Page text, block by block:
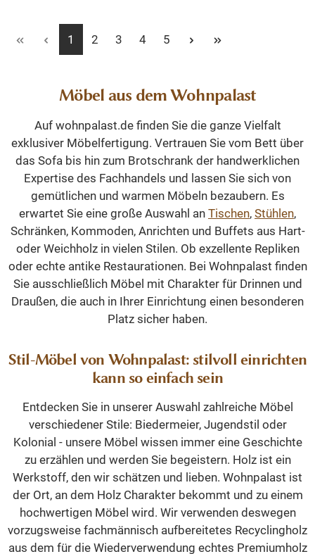
Seite
1 Seite
2 Seite
3 Seite
4 Seite
5
Möbel aus dem Wohnpalast
Auf wohnpalast.de finden Sie die ganze Vielfalt
exklusiver Möbelfertigung. Vertrauen Sie vom Bett über
das Sofa bis hin zum Brotschrank der handwerklichen
Expertise des Fachhandels und lassen Sie sich von
gemütlichen und warmen Möbeln bezaubern. Es
erwartet Sie eine große Auswahl an Tischen, Stühlen,
Schränken, Kommoden, Anrichten und Buffets aus Hart-
oder Weichholz in vielen Stilen. Ob exzellente Repliken
oder echte antike Restaurationen. Bei Wohnpalast finden
Sie ausschließlich Möbel mit Charakter für Drinnen und
Draußen, die auch in Ihrer Einrichtung einen besonderen
Platz sicher haben.
Stil-Möbel von Wohnpalast: stilvoll einrichten
kann so einfach sein
Entdecken Sie in unserer Auswahl zahlreiche Möbel
verschiedener Stile: Biedermeier, Jugendstil oder
Kolonial - unsere Möbel wissen immer eine Geschichte
zu erzählen und werden Sie begeistern. Holz ist ein
Werkstoff, den wir schätzen und lieben. Wohnpalast ist
der Ort, an dem Holz Charakter bekommt und zu einem
hochwertigen Möbel wird. Wir verwenden deswegen
vorzugsweise fachmännisch aufbereitetes Recyclingholz
aus dem für die Wiederverwendung echtes Premiumholz